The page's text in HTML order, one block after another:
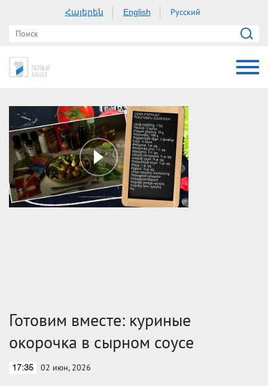
Հայերեն English Русский
Готовим вместе: куриные
окорочка в сырном соусе
17:35 02 июн, 2026